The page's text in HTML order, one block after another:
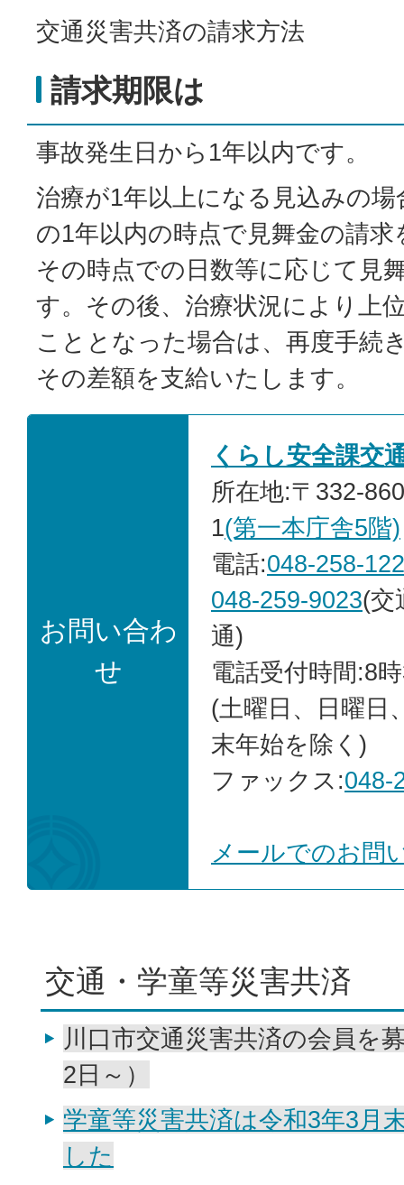
交通災害共済の請求方法
請求期限は
事故発生日から1年以内です。
治療が1年以上になる見込みの
の1年以内の時点で見舞金の請
その時点での日数等に応じて見
す。その後、治療状況により上
こととなった場合は、再度手続
その差額を支給いたします。
お問い合わ
せ
くらし安全課交
所在地:〒332-
1(第一本庁舎5階)
電話:048-258-
048-259-9023(交
通)
電話受付時間:8
(土曜日、日曜日
末年始を除く)
ファックス:048-
メールでのお問
交通・学童等災害共済
川口市交通災害共済の会員を
2日～）
学童等災害共済は令和3年3月
した